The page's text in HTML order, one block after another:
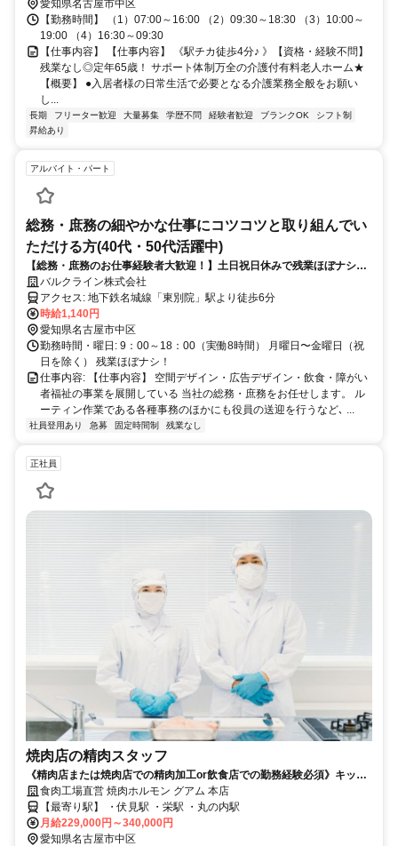
愛知県名古屋市中区
【勤務時間】 （1）07:00～16:00 （2）09:30～18:30 （3）10:00～
19:00 （4）16:30～09:30
【仕事内容】 【仕事内容】 《駅チカ徒歩4分♪ 》【資格・経験不問】
残業なし◎定年65歳！ サポート体制万全の介護付有料老人ホーム★
【概要】 ●入居者様の日常生活で必要となる介護業務全般をお願い
し...
長期 フリーター歓迎 大量募集 学歴不問 経験者歓迎 ブランクOK
シフト制
昇給あり
アルバイト・パート
総務・庶務の細やかな仕事にコツコツと取り組んでい
ただける方(40代・50代活躍中)
【総務・庶務のお仕事経験者大歓迎！】土日祝日休みで残業ほぼナシだ
からプライベートと両立◎
バルクライン株式会社
アクセス: 地下鉄名城線「東別院」駅より徒歩6分
時給1,140円
愛知県名古屋市中区
勤務時間・曜日: 9：00～18：00（実働8時間） 月曜日〜金曜日（祝
日を除く） 残業ほぼナシ！
仕事内容: 【仕事内容】 空間デザイン・広告デザイン・飲食・障がい
者福祉の事業を展開している 当社の総務・庶務をお任せします。 ル
ーティン作業である各種事務のほかにも役員の送迎を行うなど､ ...
社員登用あり 急募 固定時間制 残業なし
正社員
焼肉店の精肉スタッフ
《精肉店または焼肉店での精肉加工or飲食店での勤務経験必須》キッチ
ン業務！土日休みOK★まかないあり★残業なし
食肉工場直営 焼肉ホルモン グアム 本店
【最寄り駅】 ・伏見駅 ・栄駅 ・丸の内駅
月給229,000円～340,000円
愛知県名古屋市中区